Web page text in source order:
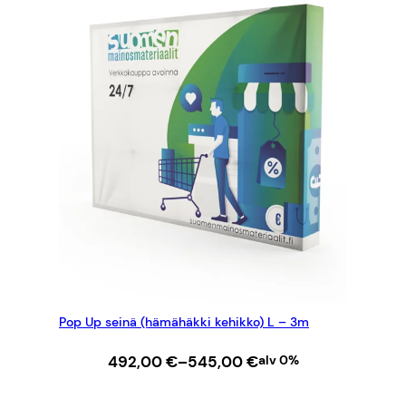
Pop Up seinä (hämähäkki kehikko) L – 3m
492,00€–545,00€
Hintaluokka:
alv 0%